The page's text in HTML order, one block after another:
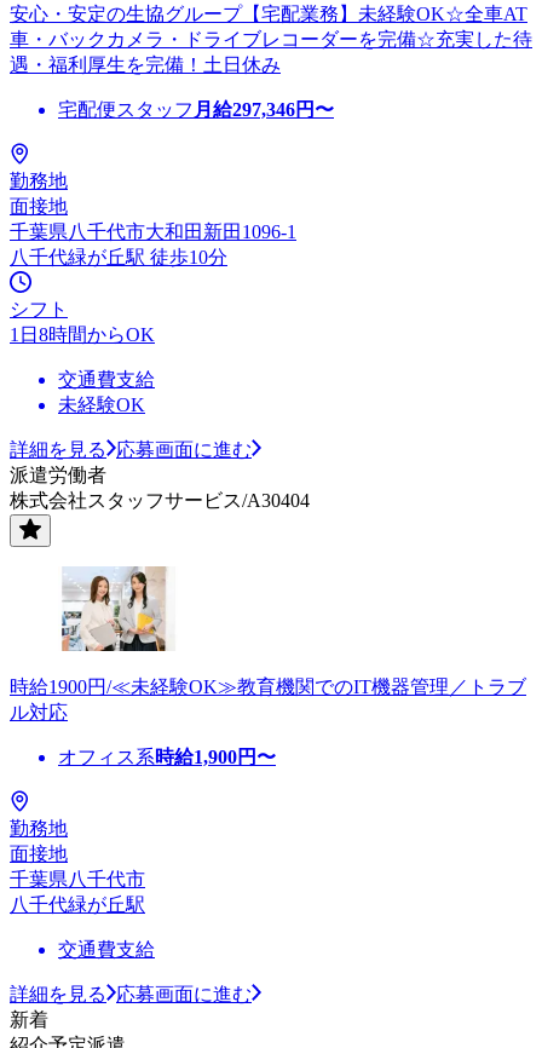
安心・安定の生協グループ【宅配業務】未経験OK☆全車AT
車・バックカメラ・ドライブレコーダーを完備☆充実した待
遇・福利厚生を完備！土日休み
宅配便スタッフ 月給297,346円〜
勤務地
面接地
千葉県八千代市大和田新田1096-1
八千代緑が丘駅 徒歩10分
シフト
1日8時間からOK
交通費支給
未経験OK
詳細を見る
応募画面に進む
派遣労働者
株式会社スタッフサービス/A30404
時給1900円/≪未経験OK≫教育機関でのIT機器管理／トラブ
ル対応
オフィス系時給1,900円〜
勤務地
面接地
千葉県八千代市
八千代緑が丘駅
交通費支給
詳細を見る
応募画面に進む
新着